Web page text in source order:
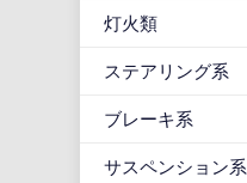
灯火類
ステアリング系
ブレーキ系
サスペンション系